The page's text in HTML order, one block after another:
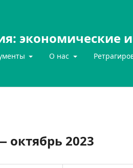
экономические
О нас
2023